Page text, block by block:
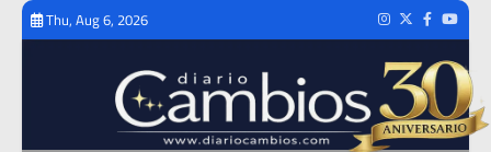
Skip
Thu, Aug 6, 2026 Instagram
TwitterFacebook